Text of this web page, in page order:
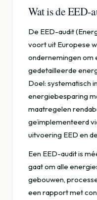
Wat is de EED-
De EED-audit
voort uit Europese
ondernemingen om
gedetailleerde
Doel: systematisch
energiebesparing
maatregelen
geïmplementeerd
uitvoering EED en
Een EED-audit is
gaat om alle
gebouwen,
een rapport met